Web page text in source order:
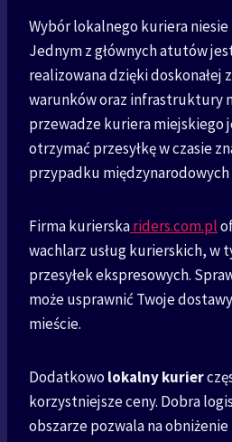
Wybór lokalnego kuriera
Jednym z głównych atutów
realizowana dzięki doskonałej
warunków oraz infrastruktury
przewadze kuriera miejskiego
otrzymać przesyłkę w czasie
przypadku
Firma kurierskariders.com.pl
wachlarz usług kurierskich, w
przesyłek ekspresowych.
może usprawnić Twoje
mieście.
Dodatkowolokalny kurier
korzystniejsze ceny. Dobra
obszarze pozwala na